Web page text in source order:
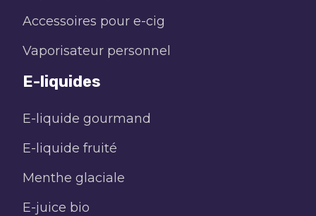
Accessoires pour e-cig
Vaporisateur personnel
E-liquides
E-liquide gourmand
E-liquide fruité
Menthe glaciale
E-juice bio